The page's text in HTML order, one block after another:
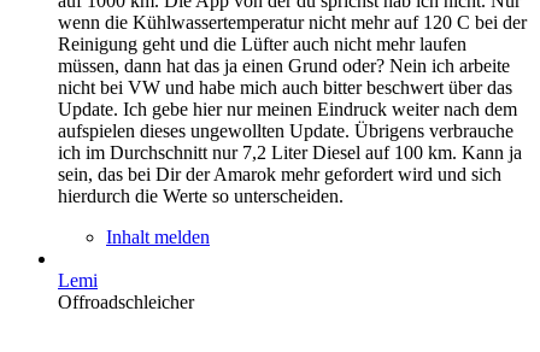
wenn die Kühlwassertemperatur nicht mehr auf 120 C bei der
Reinigung geht und die Lüfter auch nicht mehr laufen
müssen, dann hat das ja einen Grund oder? Nein ich arbeite
nicht bei VW und habe mich auch bitter beschwert über das
Update. Ich gebe hier nur meinen Eindruck weiter nach dem
aufspielen dieses ungewollten Update. Übrigens verbrauche
ich im Durchschnitt nur 7,2 Liter Diesel auf 100 km. Kann ja
sein, das bei Dir der Amarok mehr gefordert wird und sich
hierdurch die Werte so unterscheiden.
Inhalt melden
Lemi
Offroadschleicher